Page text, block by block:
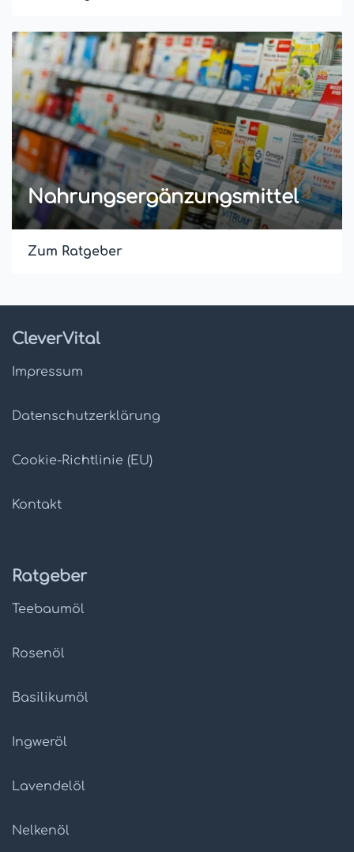
Nahrungsergänzungsmittel
Zum Ratgeber
CleverVital
Impressum
Datenschutz­erklärung
Cookie-Richtlinie (EU)
Kontakt
Ratgeber
Teebaumöl
Rosenöl
Basilikumöl
Ingweröl
Lavendelöl
Nelkenöl